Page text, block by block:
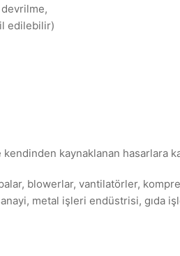
edilebilir)
kaynaklanan hasarlara
blowerlar, vantilatörler,
metal işleri endüstrisi,